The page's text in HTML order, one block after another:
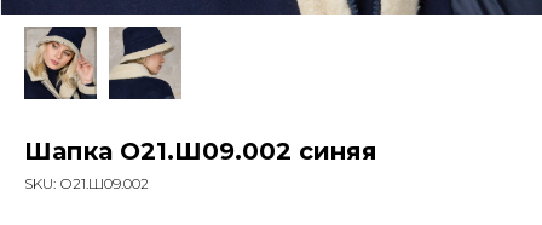
Шапка О21.Ш09.002 синяя
SKU: О21.Ш09.002